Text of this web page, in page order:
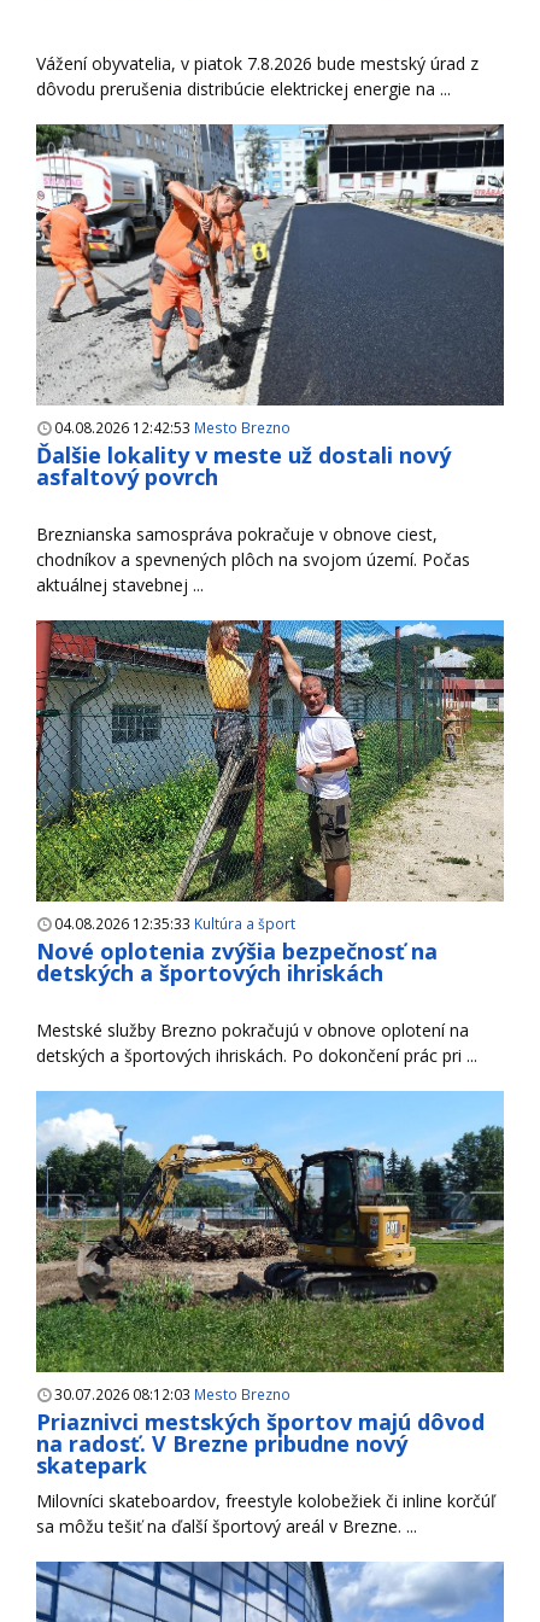
Vážení obyvatelia, v piatok 7.8.2026 bude mestský úrad z
dôvodu prerušenia distribúcie elektrickej energie na ...
04.08.2026 12:42:53 Mesto Brezno
Ďalšie lokality v meste už dostali nový
asfaltový povrch
Breznianska samospráva pokračuje v obnove ciest,
chodníkov a spevnených plôch na svojom území. Počas
aktuálnej stavebnej ...
04.08.2026 12:35:33 Kultúra a šport
Nové oplotenia zvýšia bezpečnosť na
detských a športových ihriskách
Mestské služby Brezno pokračujú v obnove oplotení na
detských a športových ihriskách. Po dokončení prác pri ...
30.07.2026 08:12:03 Mesto Brezno
Priaznivci mestských športov majú dôvod
na radosť. V Brezne pribudne nový
skatepark
Milovníci skateboardov, freestyle kolobežiek či inline korčúľ
sa môžu tešiť na ďalší športový areál v Brezne. ...